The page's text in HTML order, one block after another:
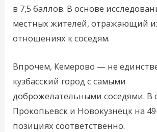
в 7,5 баллов. В основе
местных жителей, отражающий
отношениях к соседям.
Впрочем, Кемерово — не
кузбасский город с самыми
доброжелательными соседями. В
Прокопьевск и Новокузнецк на
позициях соответственно.